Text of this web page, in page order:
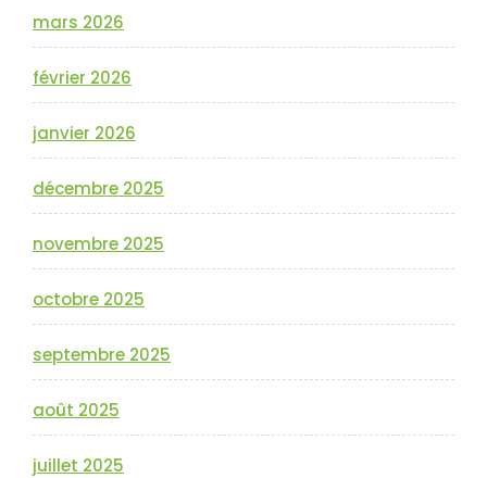
mars 2026
février 2026
janvier 2026
décembre 2025
novembre 2025
octobre 2025
septembre 2025
août 2025
juillet 2025